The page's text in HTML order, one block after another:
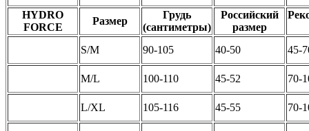
HYDRO
FORCE
Размер
Грудь
(сантиметры)
Российский
размер
S/M 90-105 40-50 45-
M/L 100-110 45-52 70-
L/XL 105-116 45-55 70-